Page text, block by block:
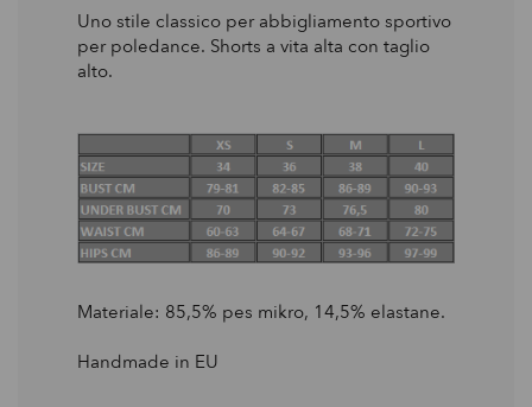
Uno stile classico per abbigliamento sportivo
per poledance. Shorts a vita alta con taglio
alto.
Materiale: 85,5% pes mikro, 14,5% elastane.
Handmade in EU